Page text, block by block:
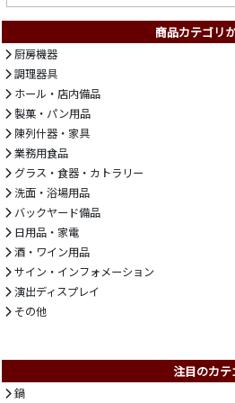
商品カテゴリ
厨房機器
調理器具
ホール・店内備品
製菓・パン用品
陳列什器・家具
業務用食品
グラス・食器・カトラリー
洗面・浴場用品
バックヤード備品
日用品・家電
酒・ワイン用品
サイン・インフォメーション
演出ディスプレイ
その他
注目のカテ
鍋